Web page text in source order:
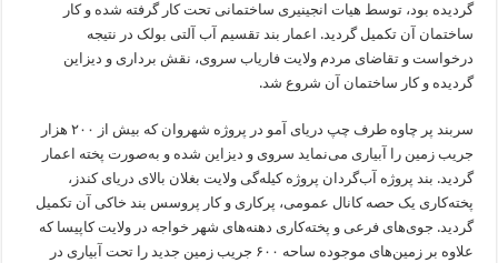
گردیده بود، توسط هیات انجینیری ساختمانی تحت کار گرفته شده و کار
ساختمان آن تکمیل گردید. اعمار بند تقسیم آب آلتی بولک در نتیجه
درخواست و تقاضای مردم ولایت فاریاب سروی، نقش‌ برداری و دیزاین
گردیده و کار ساختمان آن شروع شد.
سربند پر چاوه طرف چپ دریای آمو در پروژه شهروان که بیش از ۲۰۰ هزار
جریب زمین را آبیاری می‌نماید سروی و دیزاین شده و به‌صورت پخته اعمار
گردید. بند پروژه آب‌گردان پروژه کیله‌گی ولایت بغلان بالای دریای کندز،
پخته‌کاری یک حصه کانال عمومی، پرکاری و کار پروسس بند خاکی آن تکمیل
گردید. جوی‌های فرعی و پخته‌کاری دهنه‌های شهر خواجه در ولایت کاپیسا که
علاوه بر زمین‌های موجوده ساحه ۶۰۰ جریب زمین جدید را تحت آبیاری در